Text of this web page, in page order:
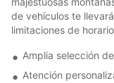
de vehículos te
limitaciones de
Amplia selección
Atención